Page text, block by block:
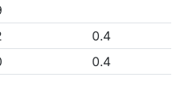
0.4
0.4